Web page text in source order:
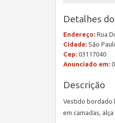
Detalhes
Endereço: Rua
Cidade: São
Cep: 03117040
Anunciado em:
Descrição
Vestido bordado
em camadas,